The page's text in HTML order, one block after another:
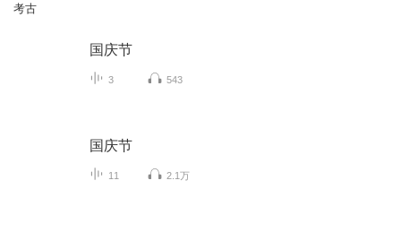
考古
国庆节
3 543
国庆节
11 2.1万